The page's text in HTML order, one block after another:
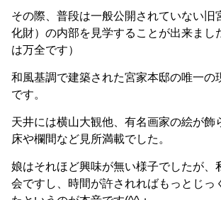
その際、普段は一般公開されていない旧
化財）の内部を見学することが出来まし
は万全です）
和風基調で建築された宮家本邸の唯一の
です。
天井には横山大観他、有名画家の絵が飾
床や欄間など見所満載でした。
娘はそれほど興味が無い様子でしたが、
会ですし、時間が許されればもっとじっ